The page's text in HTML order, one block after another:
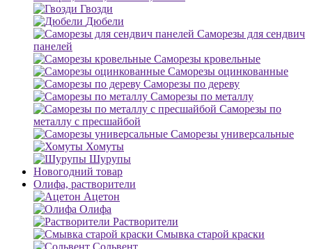
Гвозди
Дюбели
Саморезы для сендвич
панелей
Саморезы кровельные
Саморезы оцинкованные
Саморезы по дереву
Саморезы по металлу
Саморезы по
металлу с пресшайбой
Саморезы универсальные
Хомуты
Шурупы
Новогодний товар
Олифа, растворители
Ацетон
Олифа
Растворители
Смывка старой краски
Сольвент